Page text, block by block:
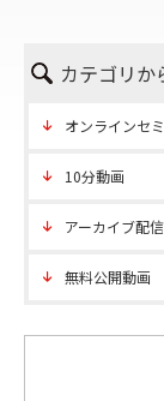
カテゴリか
オンラインセ
10分動画
アーカイブ配
無料公開動画